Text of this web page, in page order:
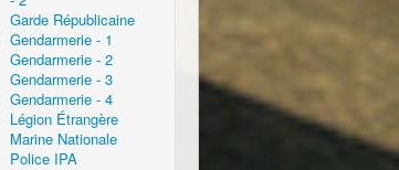
Garde Républicaine
Gendarmerie - 1
Gendarmerie - 2
Gendarmerie - 3
Gendarmerie - 4
Légion Étrangère
Marine Nationale
Police IPA